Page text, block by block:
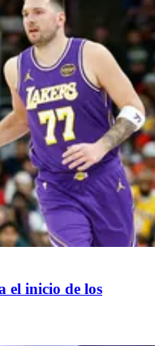
el inicio de los